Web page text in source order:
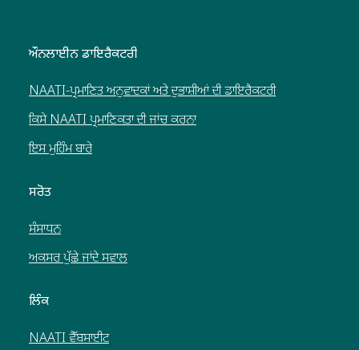
ਔਨਲਾਈਨ ਡਾਇਰੈਕਟਰੀ
NAATI-ਪ੍ਰਮਾਣਿਤ ਅਨੁਵਾਦਕਾਂ ਅਤੇ ਦੁਭਾਸ਼ੀਆਂ ਦੀ ਡਾਇਰੈਕਟਰੀ
ਕਿਸੇ NAATI ਪ੍ਰਮਾਣਿਕਤਾ ਦੀ ਜਾਂਚ ਕਰਨਾ
ਇਸ ਮੁਹਿੰਮ ਬਾਰੇ
ਸਰੋਤ
ਸੰਸਾਧਨ
ਅਕਸਰ ਪੁੱਛੇ ਜਾਂਦੇ ਸਵਾਲ
ਲਿੰਕ
NAATI ਵੈੱਬਸਾਈਟ